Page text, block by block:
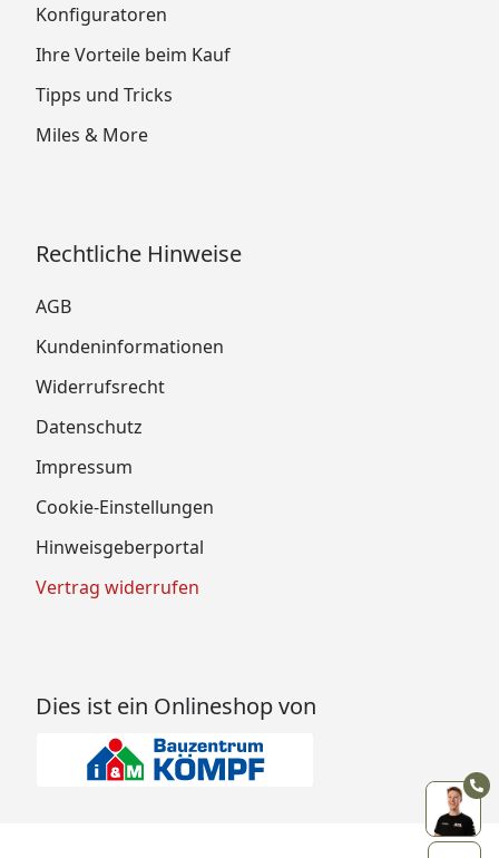
Konfiguratoren
Ihre Vorteile beim Kauf
Tipps und Tricks
Miles & More
Rechtliche Hinweise
AGB
Kundeninformationen
Widerrufsrecht
Datenschutz
Impressum
Cookie-Einstellungen
Hinweisgeberportal
Vertrag widerrufen
Dies ist ein Onlineshop von